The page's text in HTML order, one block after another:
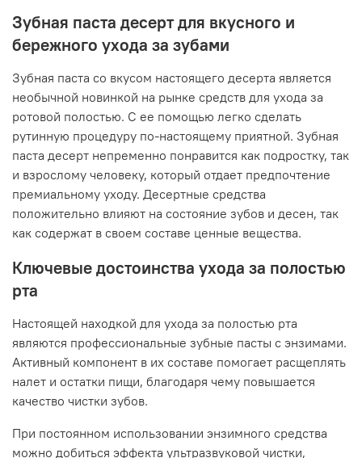
Зубная паста десерт для вкусного и
бережного ухода за зубами
Зубная паста со вкусом настоящего десерта является
необычной новинкой на рынке средств для ухода за
ротовой полостью. С ее помощью легко сделать
рутинную процедуру по-настоящему приятной. Зубная
паста десерт непременно понравится как подростку, так
и взрослому человеку, который отдает предпочтение
премиальному уходу. Десертные средства
положительно влияют на состояние зубов и десен, так
как содержат в своем составе ценные вещества.
Ключевые достоинства ухода за полостью
рта
Настоящей находкой для ухода за полостью рта
являются профессиональные зубные пасты с энзимами.
Активный компонент в их составе помогает расщеплять
налет и остатки пищи, благодаря чему повышается
качество чистки зубов.
При постоянном использовании энзимного средства
можно добиться эффекта ультразвуковой чистки,